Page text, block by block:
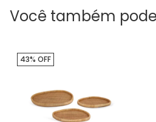
Você também
43% OFF